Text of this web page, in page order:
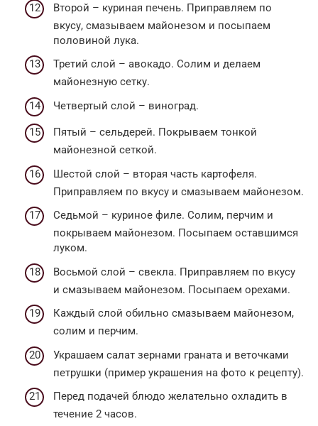
Второй – куриная печень. Приправляем по
вкусу, смазываем майонезом и посыпаем
половиной лука.
Третий слой – авокадо. Солим и делаем
майонезную сетку.
Четвертый слой – виноград.
Пятый – сельдерей. Покрываем тонкой
майонезной сеткой.
Шестой слой – вторая часть картофеля.
Приправляем по вкусу и смазываем майонезом.
Седьмой – куриное филе. Солим, перчим и
покрываем майонезом. Посыпаем оставшимся
луком.
Восьмой слой – свекла. Приправляем по вкусу
и смазываем майонезом. Посыпаем орехами.
Каждый слой обильно смазываем майонезом,
солим и перчим.
Украшаем салат зернами граната и веточками
петрушки (пример украшения на фото к рецепту).
Перед подачей блюдо желательно охладить в
течение 2 часов.